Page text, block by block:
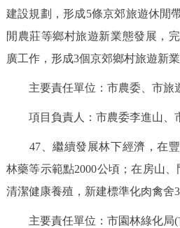
建設規劃，形成5條京郊旅遊休閒
閒農莊等鄉村旅遊新業態發展，
廣工作，形成3個京郊鄉村旅遊新
主要責任單位：市農委、市旅
項目負責人：市農委李進山、
47、繼續發展林下經濟，在豐
林藥等示範點2000公頃；在房山
清潔健康養殖，新建標準化肉禽舍
主要責任單位：市園林綠化局(